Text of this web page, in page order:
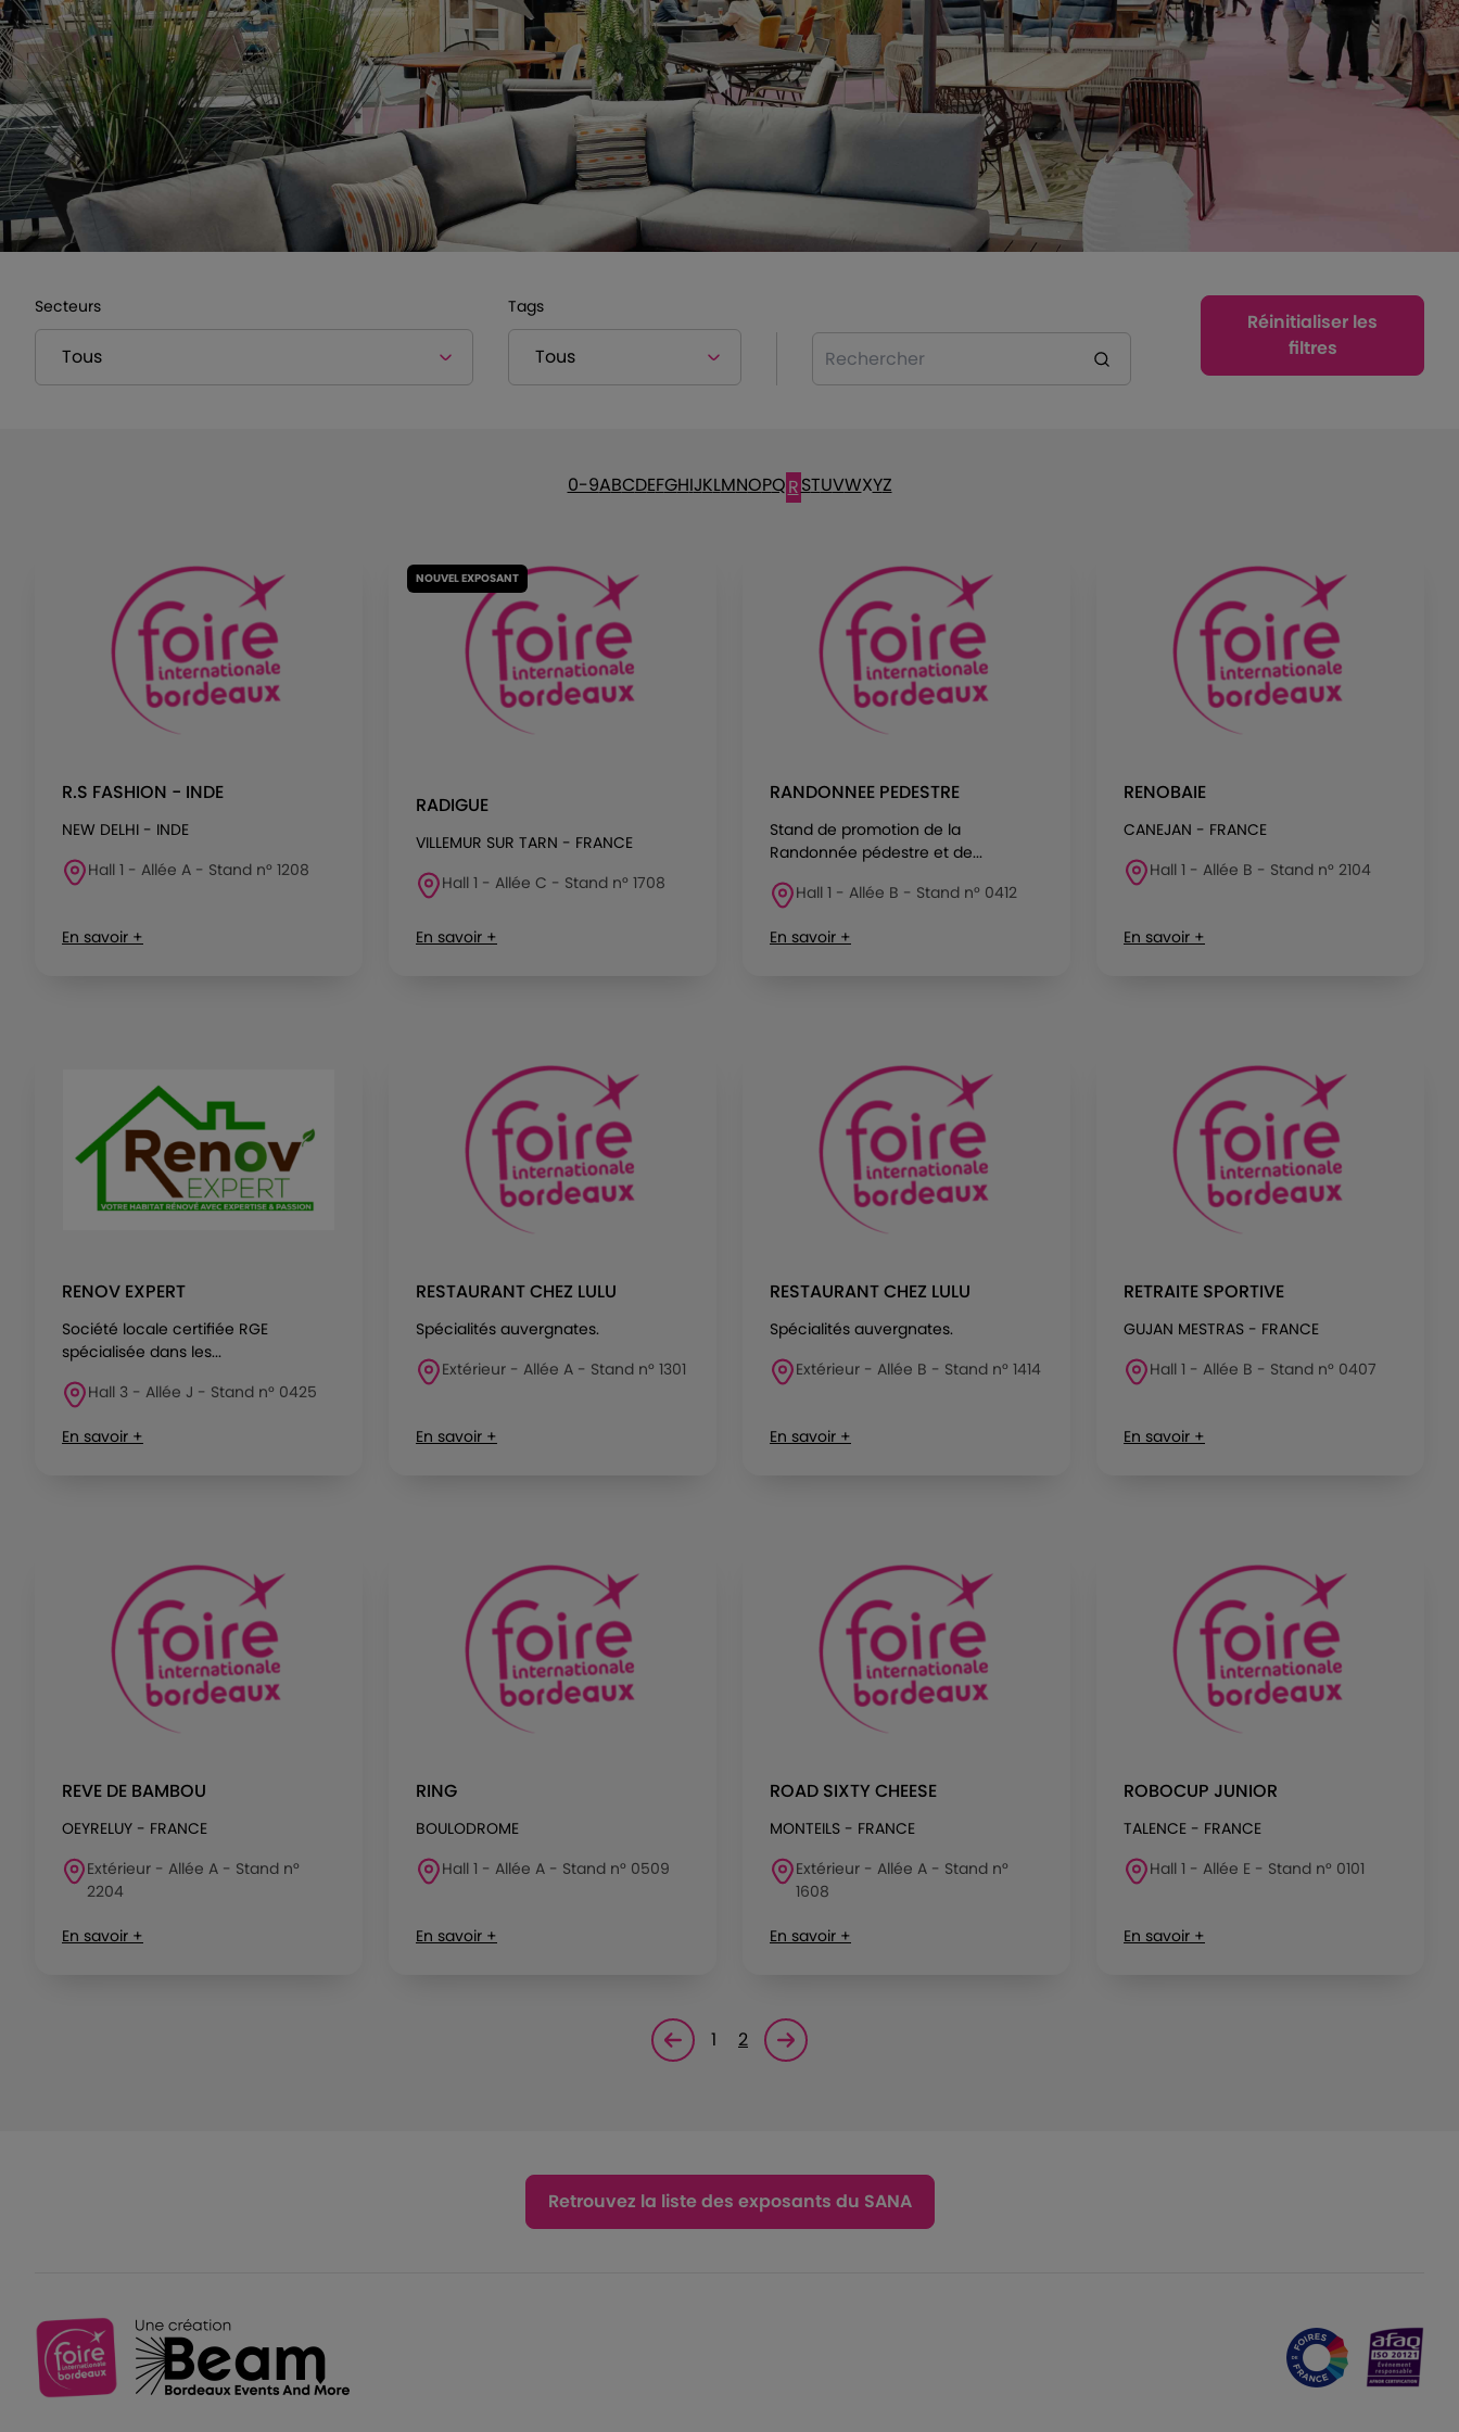
Secteurs Tags
Rechercher
Réinitialiser les
filtres
0-9ABCDEFGHIJKLMNOPQRSTUVWXYZ
R.S FASHION - INDE
NEW DELHI - INDE
Hall 1 - Allée A - Stand n° 1208
En savoir +
NOUVEL EXPOSANT
RADIGUE
VILLEMUR SUR TARN - FRANCE
Hall 1 - Allée C - Stand n° 1708
En savoir +
RANDONNEE PEDESTRE
Stand de promotion de la
Randonnée pédestre et de...
Hall 1 - Allée B - Stand n° 0412
En savoir +
RENOBAIE
CANEJAN - FRANCE
Hall 1 - Allée B - Stand n° 2104
En savoir +
RENOV EXPERT
Société locale certifiée RGE
spécialisée dans les...
Hall 3 - Allée J - Stand n° 0425
En savoir +
RESTAURANT CHEZ LULU
Spécialités auvergnates.
Extérieur - Allée A - Stand n° 1301
En savoir +
RESTAURANT CHEZ LULU
Spécialités auvergnates.
Extérieur - Allée B - Stand n° 1414
En savoir +
RETRAITE SPORTIVE
GUJAN MESTRAS - FRANCE
Hall 1 - Allée B - Stand n° 0407
En savoir +
REVE DE BAMBOU
OEYRELUY - FRANCE
Extérieur - Allée A - Stand n°
2204
En savoir +
RING
BOULODROME
Hall 1 - Allée A - Stand n° 0509
En savoir +
ROAD SIXTY CHEESE
MONTEILS - FRANCE
Extérieur - Allée A - Stand n°
1608
En savoir +
ROBOCUP JUNIOR
TALENCE - FRANCE
Hall 1 - Allée E - Stand n° 0101
En savoir +
Page précédente
1 2 Page suivante<
Retrouvez la liste des exposants du SANA